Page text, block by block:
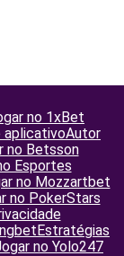
no 1xBet
aplicativoAutor
no Betsson
Esportes
no Mozzartbet
no PokerStars
Estratégias
no Yolo247